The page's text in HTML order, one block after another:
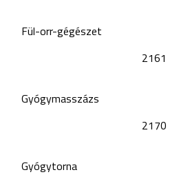
Fül-orr-gégészet
2161
Gyógymasszázs
2170
Gyógytorna